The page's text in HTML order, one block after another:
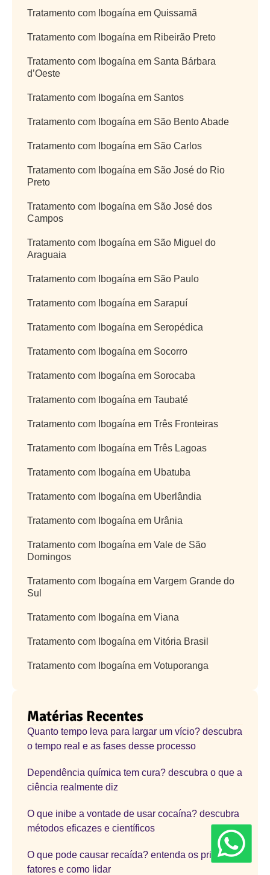
Tratamento com Ibogaína em Quissamã
Tratamento com Ibogaína em Ribeirão Preto
Tratamento com Ibogaína em Santa Bárbara
d’Oeste
Tratamento com Ibogaína em Santos
Tratamento com Ibogaína em São Bento Abade
Tratamento com Ibogaína em São Carlos
Tratamento com Ibogaína em São José do Rio
Preto
Tratamento com Ibogaína em São José dos
Campos
Tratamento com Ibogaína em São Miguel do
Araguaia
Tratamento com Ibogaína em São Paulo
Tratamento com Ibogaína em Sarapuí
Tratamento com Ibogaína em Seropédica
Tratamento com Ibogaína em Socorro
Tratamento com Ibogaína em Sorocaba
Tratamento com Ibogaína em Taubaté
Tratamento com Ibogaína em Três Fronteiras
Tratamento com Ibogaína em Três Lagoas
Tratamento com Ibogaína em Ubatuba
Tratamento com Ibogaína em Uberlândia
Tratamento com Ibogaína em Urânia
Tratamento com Ibogaína em Vale de São
Domingos
Tratamento com Ibogaína em Vargem Grande do
Sul
Tratamento com Ibogaína em Viana
Tratamento com Ibogaína em Vitória Brasil
Tratamento com Ibogaína em Votuporanga
Matérias Recentes
Quanto tempo leva para largar um vício? descubra
o tempo real e as fases desse processo
Dependência química tem cura? descubra o que a
ciência realmente diz
O que inibe a vontade de usar cocaína? descubra
métodos eficazes e científicos
O que pode causar recaída? entenda os principais
fatores e como lidar